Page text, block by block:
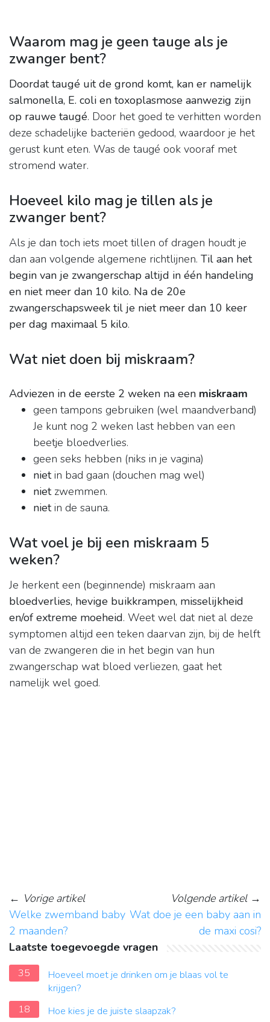
Waarom mag je geen tauge als je
zwanger bent?
Doordat taugé uit de grond komt, kan er namelijk
salmonella, E. coli en toxoplasmose aanwezig zijn
op rauwe taugé. Door het goed te verhitten worden
deze schadelijke bacteriën gedood, waardoor je het
gerust kunt eten. Was de taugé ook vooraf met
stromend water.
Hoeveel kilo mag je tillen als je
zwanger bent?
Als je dan toch iets moet tillen of dragen houdt je
dan aan volgende algemene richtlijnen. Til aan het
begin van je zwangerschap altijd in één handeling
en niet meer dan 10 kilo. Na de 20e
zwangerschapsweek til je niet meer dan 10 keer
per dag maximaal 5 kilo.
Wat niet doen bij miskraam?
Adviezen in de eerste 2 weken na een miskraam
geen tampons gebruiken (wel maandverband)
Je kunt nog 2 weken last hebben van een
beetje bloedverlies.
geen seks hebben (niks in je vagina)
nietin bad gaan (douchen mag wel)
nietzwemmen.
nietin de sauna.
Wat voel je bij een miskraam 5
weken?
Je herkent een (beginnende) miskraam aan
bloedverlies, hevige buikkrampen, misselijkheid
en/of extreme moeheid. Weet wel dat niet al deze
symptomen altijd een teken daarvan zijn, bij de helft
van de zwangeren die in het begin van hun
zwangerschap wat bloed verliezen, gaat het
namelijk wel goed.
← Vorige artikel
Welke zwemband baby
2 maanden?
Volgende artikel→
Wat doe je een baby aan in
de maxi cosi?
Laatste toegevoegde vragen
35
Hoeveel moet je drinken om je blaas vol te
krijgen?
18
Hoe kies je de juiste slaapzak?